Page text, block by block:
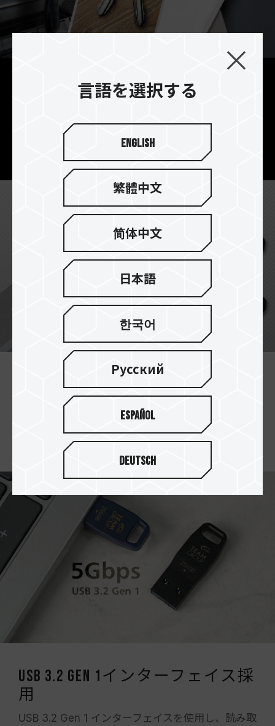
実用的なストラップホール設
大きな吊り下げ穴デザインで、アクセサリーやキ
ーホルダーとして日常的にお使いいただけます。
豊富な容量ラインナップ
32GB/64GB/256GB/512GBの複数の容量オプショ
ンを提供し、すべてのファイルを自由に保存でき
USB 3.2 Gen 1インターフェイス採
用
USB 3.2 Gen 1 インターフェイスを使用し、読み取
言語を選択する
English
繁體中文
简体中文
日本語
한국어
Русский
Español
Deutsch